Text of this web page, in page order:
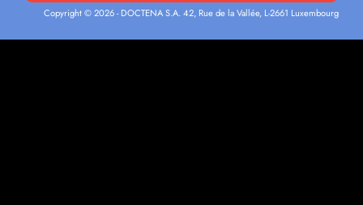
Copyright © 2026 - DOCTENA S.A. 42, Rue de la Vallée, L-2661 Luxembourg